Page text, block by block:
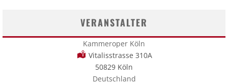
VERANSTALTER
Kammeroper Köln
Vitalisstrasse 310A
50829 Köln
Deutschland